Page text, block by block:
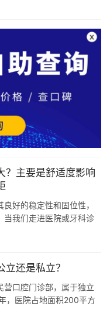
？主要是舒适度影响
好的稳定性和固位性，
当我们走进医院或牙科诊
还是私立？
营口腔门诊部，属于独立
，医院占地面积200平方